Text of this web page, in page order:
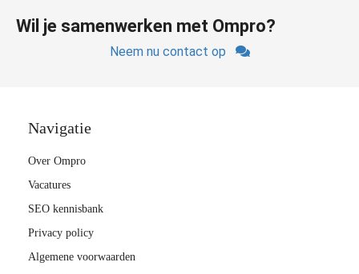
Wil je samenwerken met Ompro?
Neem nu contact op
Navigatie
Over Ompro
Vacatures
SEO kennisbank
Privacy policy
Algemene voorwaarden